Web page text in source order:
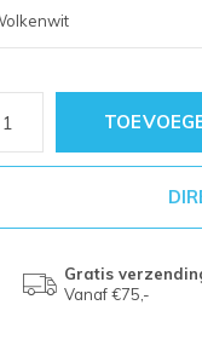
Gratis
Vanaf €75,-